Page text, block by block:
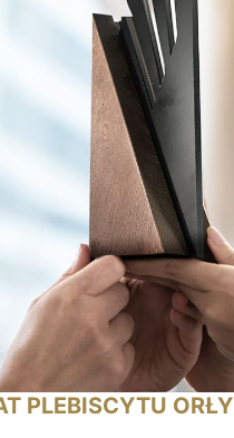
PLEBISCYTU ORŁY